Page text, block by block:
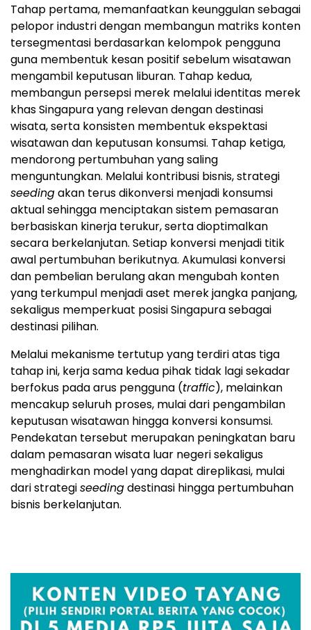
Tahap pertama, memanfaatkan keunggulan sebagai
pelopor industri dengan membangun matriks konten
tersegmentasi berdasarkan kelompok pengguna
guna membentuk kesan positif sebelum wisatawan
mengambil keputusan liburan. Tahap kedua,
membangun persepsi merek melalui identitas merek
khas Singapura yang relevan dengan destinasi
wisata, serta konsisten membentuk ekspektasi
wisatawan dan keputusan konsumsi. Tahap ketiga,
mendorong pertumbuhan yang saling
menguntungkan. Melalui kontribusi bisnis, strategi
seedingakan terus dikonversi menjadi konsumsi
aktual sehingga menciptakan sistem pemasaran
berbasiskan kinerja terukur, serta dioptimalkan
secara berkelanjutan. Setiap konversi menjadi titik
awal pertumbuhan berikutnya. Akumulasi konversi
dan pembelian berulang akan mengubah konten
yang terkumpul menjadi aset merek jangka panjang,
sekaligus memperkuat posisi Singapura sebagai
destinasi pilihan.
Melalui mekanisme tertutup yang terdiri atas tiga
tahap ini, kerja sama kedua pihak tidak lagi sekadar
berfokus pada arus pengguna (traffic), melainkan
mencakup seluruh proses, mulai dari pengambilan
keputusan wisatawan hingga konversi konsumsi.
Pendekatan tersebut merupakan peningkatan baru
dalam pemasaran wisata luar negeri sekaligus
menghadirkan model yang dapat direplikasi, mulai
dari strategiseedingdestinasi hingga pertumbuhan
bisnis berkelanjutan.